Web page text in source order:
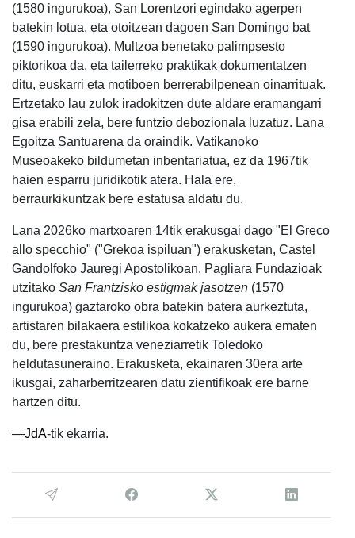
(1580 ingurukoa), San Lorentzori egindako agerpen
batekin lotua, eta otoitzean dagoen San Domingo bat
(1590 ingurukoa). Multzoa benetako palimpsesto
piktorikoa da, eta tailerreko praktikak dokumentatzen
ditu, euskarri eta motiboen berrerabilpenean oinarrituak.
Ertzetako lau zulok iradokitzen dute aldare eramangarri
gisa erabili zela, bere funtzio debozionala luzatuz. Lana
Egoitza Santuarena da oraindik. Vatikanoko
Museoakeko bildumetan inbentariatua, ez da 1967tik
haien esparru juridikotik atera. Hala ere,
berraurkikuntzak bere estatusa aldatu du.
Lana 2026ko martxoaren 14tik erakusgai dago "El Greco
allo specchio" ("Grekoa ispiluan") erakusketan, Castel
Gandolfoko Jauregi Apostolikoan. Pagliara Fundazioak
utzitako San Frantzisko estigmak jasotzen (1570
ingurukoa) gaztaroko obra batekin batera aurkeztuta,
artistaren bilakaera estilikoa kokatzeko aukera ematen
du, bere prestakuntza veneziarretik Toledoko
heldutasuneraino. Erakusketa, ekainaren 30era arte
ikusgai, zaharberritzearen datu zientifikoak ere barne
hartzen ditu.
—JdA-tik ekarria.